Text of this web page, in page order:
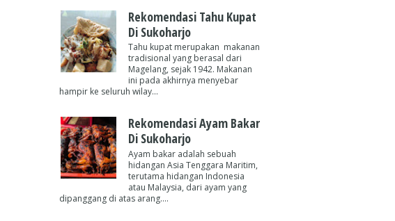
Rekomendasi Tahu Kupat
Di Sukoharjo
Tahu kupat merupakan makanan
tradisional yang berasal dari
Magelang, sejak 1942. Makanan
ini pada akhirnya menyebar
hampir ke seluruh wilay...
Rekomendasi Ayam Bakar
Di Sukoharjo
Ayam bakar adalah sebuah
hidangan Asia Tenggara Maritim,
terutama hidangan Indonesia
atau Malaysia, dari ayam yang
dipanggang di atas arang....